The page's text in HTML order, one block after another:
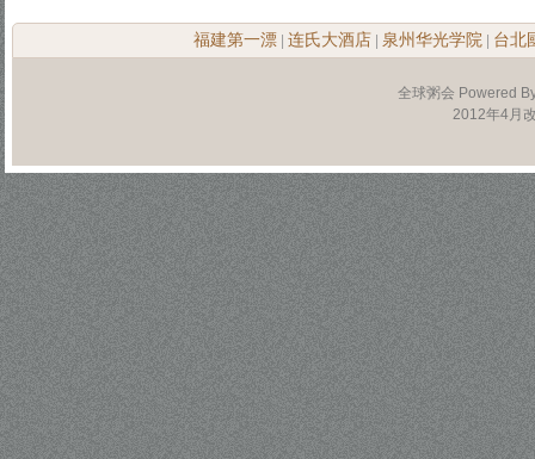
福建第一漂 连氏大酒店 泉州华光学院 台北
全球粥会 Powered
2012年4月